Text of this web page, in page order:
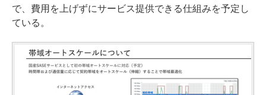
で、費用を上げずにサービス提供できる仕組みを予定し
ている。